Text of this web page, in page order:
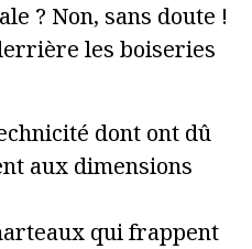
? Non, sans doute !
les boiseries
dont ont dû
aux dimensions
qui frappent